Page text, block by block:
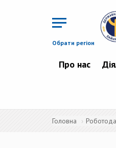
Обрати регіон
Про нас
Головна